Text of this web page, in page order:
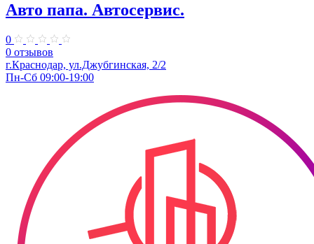
Авто папа. ​Автосервис.
0
0 отзывов
г.Краснодар, ул.Джубгинская, 2/2
Пн-Сб 09:00-19:00